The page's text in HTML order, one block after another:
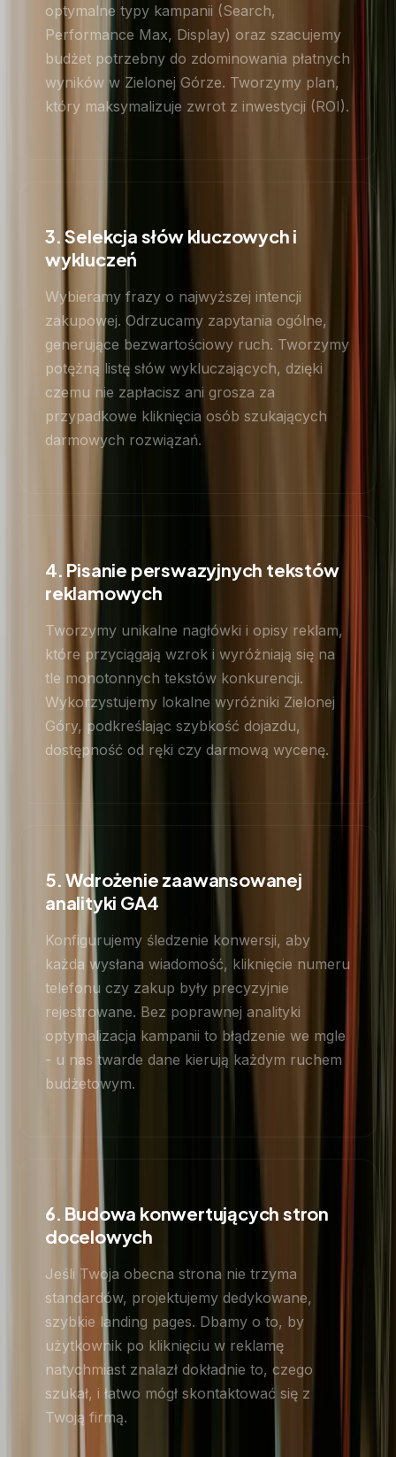
optymalne typy kampanii (Search,
Performance Max, Display) oraz szacujemy
budżet potrzebny do zdominowania płatnych
wyników w Zielonej Górze. Tworzymy plan,
który maksymalizuje zwrot z inwestycji (ROI).
3. Selekcja słów kluczowych i
wykluczeń
Wybieramy frazy o najwyższej intencji
zakupowej. Odrzucamy zapytania ogólne,
generujące bezwartościowy ruch. Tworzymy
potężną listę słów wykluczających, dzięki
czemu nie zapłacisz ani grosza za
przypadkowe kliknięcia osób szukających
darmowych rozwiązań.
4. Pisanie perswazyjnych tekstów
reklamowych
Tworzymy unikalne nagłówki i opisy reklam,
które przyciągają wzrok i wyróżniają się na
tle monotonnych tekstów konkurencji.
Wykorzystujemy lokalne wyróżniki Zielonej
Góry, podkreślając szybkość dojazdu,
dostępność od ręki czy darmową wycenę.
5. Wdrożenie zaawansowanej
analityki GA4
Konfigurujemy śledzenie konwersji, aby
każda wysłana wiadomość, kliknięcie numeru
telefonu czy zakup były precyzyjnie
rejestrowane. Bez poprawnej analityki
optymalizacja kampanii to błądzenie we mgle
- u nas twarde dane kierują każdym ruchem
budżetowym.
6. Budowa konwertujących stron
docelowych
Jeśli Twoja obecna strona nie trzyma
standardów, projektujemy dedykowane,
szybkie landing pages. Dbamy o to, by
użytkownik po kliknięciu w reklamę
natychmiast znalazł dokładnie to, czego
szukał, i łatwo mógł skontaktować się z
Twoją firmą.